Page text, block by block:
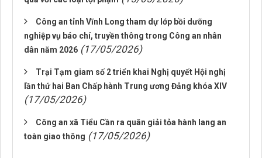
Công an tỉnh Vĩnh Long tham dự lớp bồi dưỡng
nghiệp vụ báo chí, truyền thông trong Công an nhân
dân năm 2026 (17/05/2026)
Trại Tạm giam số 2 triển khai Nghị quyết Hội nghị
lần thứ hai Ban Chấp hành Trung ương Đảng khóa XIV
(17/05/2026)
Công an xã Tiểu Cần ra quân giải tỏa hành lang an
toàn giao thông (17/05/2026)